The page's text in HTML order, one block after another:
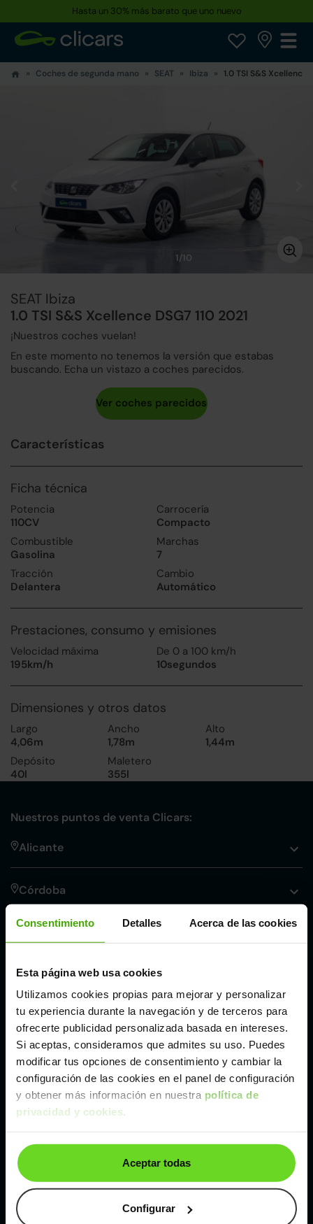
Consentimiento Detalles Acerca de las cookies
Esta página web usa cookies
Utilizamos cookies propias para mejorar y personalizar
tu experiencia durante la navegación y de terceros para
ofrecerte publicidad personalizada basada en intereses.
Si aceptas, consideramos que admites su uso. Puedes
modificar tus opciones de consentimiento y cambiar la
configuración de las cookies en el panel de configuración
y obtener más información en nuestra política de
privacidad y cookies.
Aceptar todas
Configurar
Hasta un 30% más barato que uno nuevo
Coches de segunda mano SEAT Ibiza 1.0 TSI S&S Xcellence
1/10
SEAT Ibiza
1.0 TSI S&S Xcellence DSG7 110 2021
¡Nuestros coches vuelan!
En este momento no tenemos la versión que estabas
buscando. Echa un vistazo a coches parecidos.
Características
Ficha técnica
Potencia
110CV
Carrocería
Compacto
Combustible
Gasolina
Marchas
7
Tracción
Delantera
Cambio
Automático
Prestaciones, consumo y emisiones
Velocidad máxima
195km/h
De 0 a 100 km/h
10segundos
Dimensiones y otros datos
Largo
4,06m
Ancho
1,78m
Alto
1,44m
Depósito
40l
Maletero
355l
Nuestros puntos de venta Clicars:
Alicante
Córdoba
Málaga
Valencia
Zaragoza
Ver SEAT Ibiza de segunda mano y ocasión
Coches de segunda mano y ocasión por
localización
Coches de segunda mano y ocasiónALBACETE